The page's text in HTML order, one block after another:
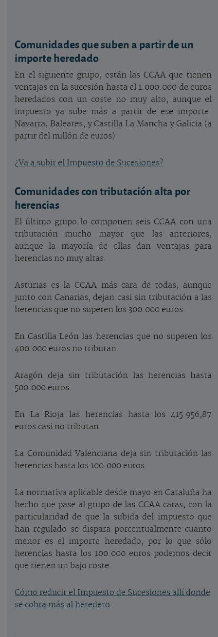
Comunidades que suben a partir de un
importe heredado
En el siguiente grupo, están las CCAA que tienen
ventajas en la sucesión hasta el 1.000.000 de euros
heredados con un coste no muy alto, aunque el
impuesto ya sube más a partir de ese importe:
Navarra, Baleares, y Castilla La Mancha y Galicia (a
partir del millón de euros).
¿Va a subir el Impuesto de Sucesiones?
Comunidades con tributación alta por
herencias
El último grupo lo componen seis CCAA con una
tributación mucho mayor que las anteriores,
aunque la mayoría de ellas dan ventajas para
herencias no muy altas.
Asturias es la CCAA más cara de todas, aunque
junto con Canarias, dejan casi sin tributación a las
herencias que no superen los 300.000 euros.
En Castilla León las herencias que no superen los
400.000 euros no tributan.
Aragón deja sin tributación las herencias hasta
500.000 euros.
En La Rioja las herencias hasta los 415.956,87
euros casi no tributan.
La Comunidad Valenciana deja sin tributación las
herencias hasta los 100.000 euros.
La normativa aplicable desde mayo en Cataluña ha
hecho que pase al grupo de las CCAA caras, con la
particularidad de que la subida del impuesto que
han regulado se dispara porcentualmente cuanto
menor es el importe heredado, por lo que sólo
herencias hasta los 100.000 euros podemos decir
que tienen un bajo coste.
Cómo reducir el Impuesto de Sucesiones allí donde
se cobra más al heredero
.